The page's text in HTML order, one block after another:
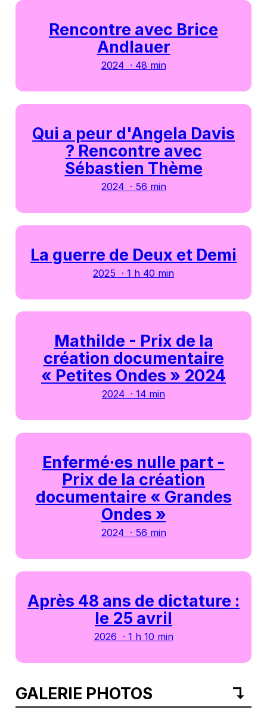
Rencontre avec Brice
Andlauer
2024 · 48 min
Qui a peur d'Angela Davis
? Rencontre avec
Sébastien Thème
2024 · 56 min
La guerre de Deux et Demi
2025 · 1 h 40 min
Mathilde - Prix de la
création documentaire
« Petites Ondes » 2024
2024 · 14 min
Enfermé·es nulle part -
Prix de la création
documentaire « Grandes
Ondes »
2024 · 56 min
Après 48 ans de dictature :
le 25 avril
2026 · 1 h 10 min
GALERIE PHOTOS